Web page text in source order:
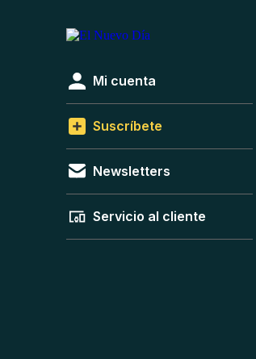
Mi cuenta
Suscríbete
Newsletters
Servicio al cliente